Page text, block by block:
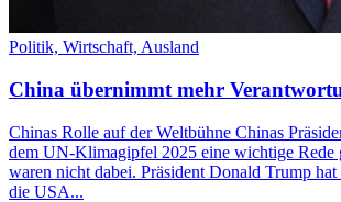
Politik, Wirtschaft, Ausland
China übernimmt mehr
Chinas Rolle auf der Weltbühne Chinas
dem UN-Klimagipfel 2025 eine wichtige Rede
waren nicht dabei. Präsident Donald Trump hat
die USA...